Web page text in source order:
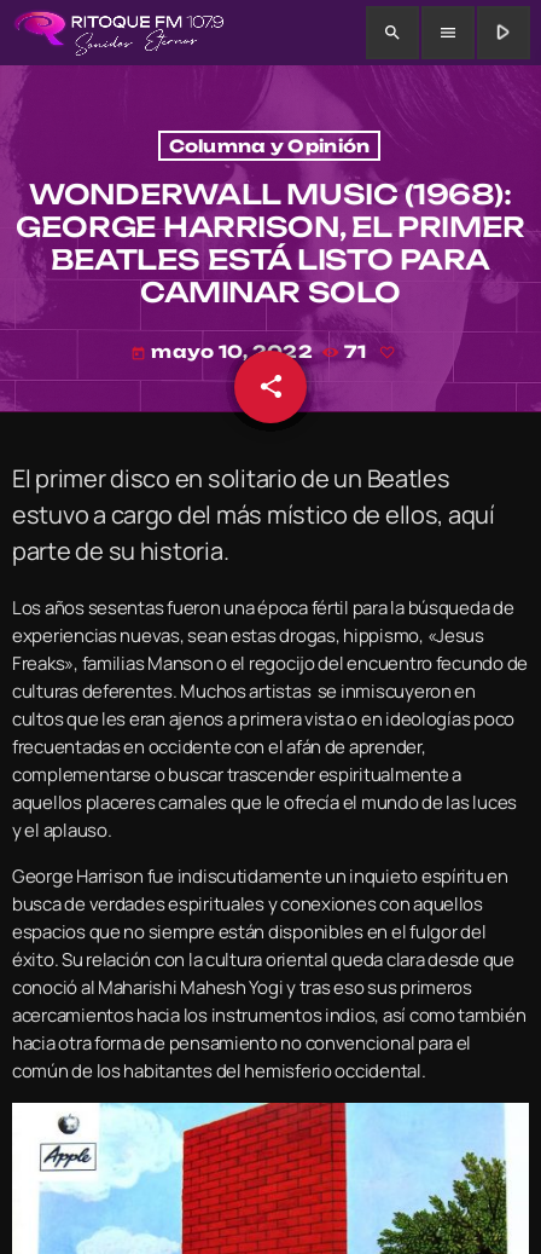
search menu play_arrow
Columna y Opinión
WONDERWALL MUSIC (1968):
GEORGE HARRISON, EL PRIMER
BEATLES ESTÁ LISTO PARA
CAMINAR SOLO
today mayo 10, 2022 71
share
email
El primer disco en solitario de un Beatles
estuvo a cargo del más místico de ellos, aquí
parte de su historia.
Los años sesentas fueron una época fértil para la búsqueda de
experiencias nuevas, sean estas drogas, hippismo, «Jesus
Freaks», familias Manson o el regocijo del encuentro fecundo de
culturas deferentes. Muchos artistas se inmiscuyeron en
cultos que les eran ajenos a primera vista o en ideologías poco
frecuentadas en occidente con el afán de aprender,
complementarse o buscar trascender espiritualmente a
aquellos placeres carnales que le ofrecía el mundo de las luces
y el aplauso.
George Harrison fue indiscutidamente un inquieto espíritu en
busca de verdades espirituales y conexiones con aquellos
espacios que no siempre están disponibles en el fulgor del
éxito. Su relación con la cultura oriental queda clara desde que
conoció al Maharishi Mahesh Yogi y tras eso sus primeros
acercamientos hacia los instrumentos indios, así como también
hacia otra forma de pensamiento no convencional para el
común de los habitantes del hemisferio occidental.